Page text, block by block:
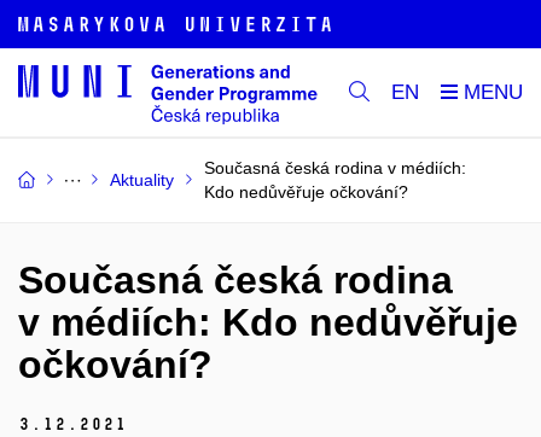
EN
Aktuality
Současná česká rodina v médiích:
Kdo nedůvěřuje očkování?
Současná česká rodina
v médiích: Kdo nedůvěřuje
očkování?
3. 12. 2021